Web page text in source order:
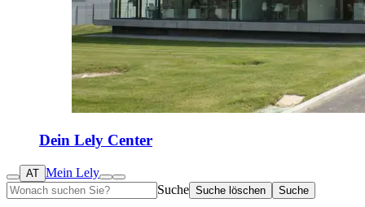
Dein Lely Center
AT Mein Lely
Suche Suche löschen Suche